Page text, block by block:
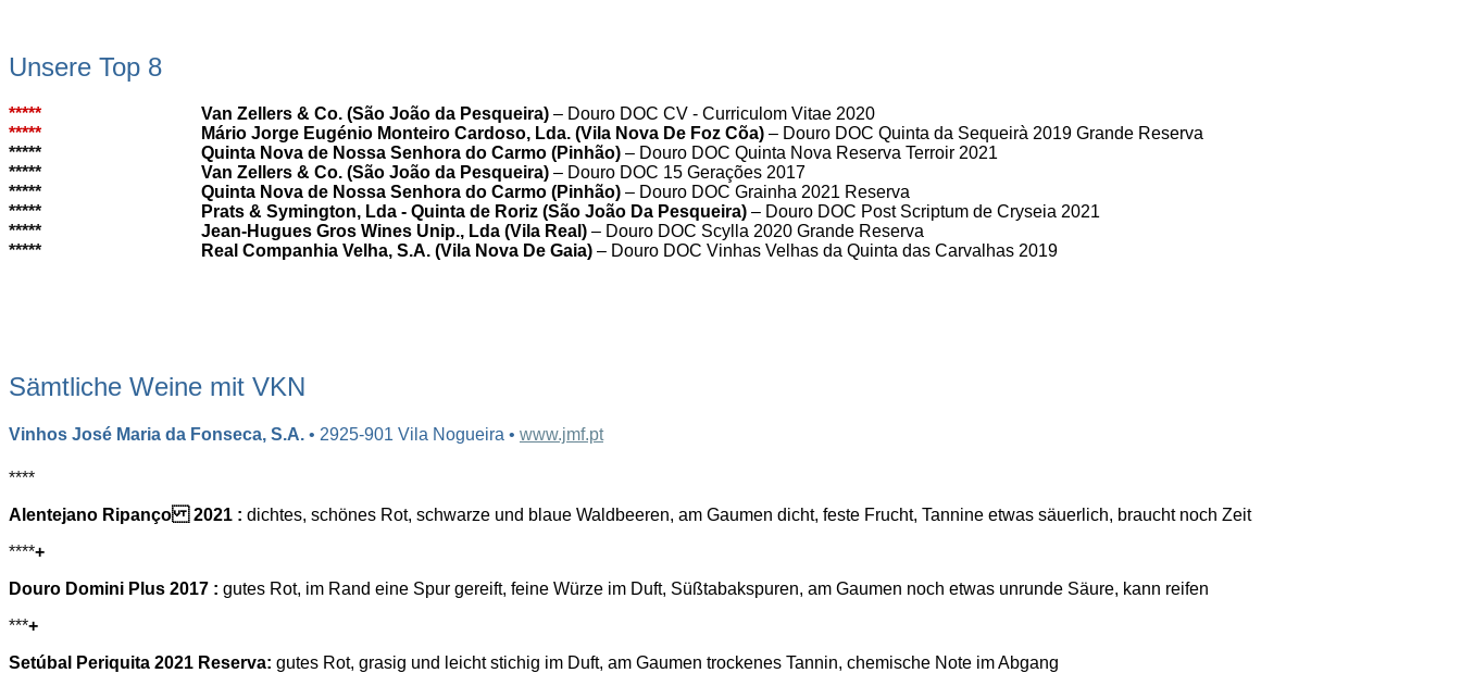
Unsere Top 8
***** Van Zellers & Co. (São João da Pesqueira) – Douro DOC CV - Curriculom Vitae 2020
*****
Mário Jorge Eugénio Monteiro Cardoso, Lda. (Vila Nova De Foz Cõa) – Douro DOC Quinta da Sequeirà 2019 Grande Reserva
*****
Quinta Nova de Nossa Senhora do Carmo (Pinhão) – Douro DOC Quinta Nova Reserva Terroir 2021
*****
Van Zellers & Co. (São João da Pesqueira) – Douro DOC 15 Gerações 2017
*****
Quinta Nova de Nossa Senhora do Carmo (Pinhão) – Douro DOC Grainha 2021 Reserva
*****
Prats & Symington, Lda - Quinta de Roriz (São João Da Pesqueira) – Douro DOC Post Scriptum de Cryseia 2021
*****
Jean-Hugues Gros Wines Unip., Lda (Vila Real) – Douro DOC Scylla 2020 Grande Reserva
*****
Real Companhia Velha, S.A. (Vila Nova De Gaia) – Douro DOC Vinhas Velhas da Quinta das Carvalhas 2019
Sämtliche Weine mit VKN
Vinhos José Maria da Fonseca, S.A. • 2925-901 Vila Nogueira • www.jmf.pt
****
Alentejano Ripanço 2021 : dichtes, schönes Rot, schwarze und blaue Waldbeeren, am Gaumen dicht, feste Frucht, Tannine etwas säuerlich, braucht noch Zeit
****+
Douro Domini Plus 2017 : gutes Rot, im Rand eine Spur gereift, feine Würze im Duft, Süßtabakspuren, am Gaumen noch etwas unrunde Säure, kann reifen
***+
Setúbal Periquita 2021 Reserva: gutes Rot, grasig und leicht stichig im Duft, am Gaumen trockenes Tannin, chemische Note im Abgang